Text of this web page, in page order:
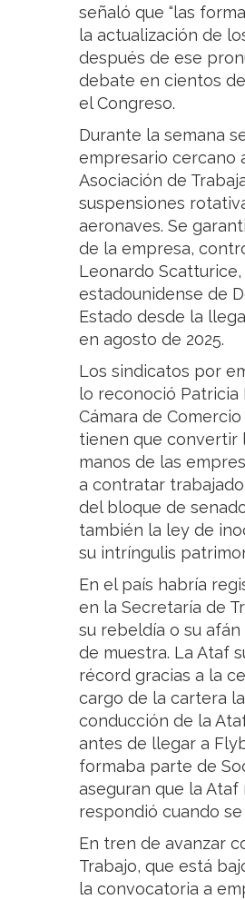
señaló que “las
la actualización de
después de ese
debate en cientos
el Congreso.
Durante la semana
empresario cercano
Asociación de
suspensiones
aeronaves. Se
de la empresa,
Leonardo
estadounidense de
Estado desde la
en agosto de 2025.
Los sindicatos por
lo reconoció Patricia
Cámara de
tienen que convertir
manos de las
a contratar
del bloque de
también la ley de
su intríngulis
En el país habría
en la Secretaría de
su rebeldía o su
de muestra. La Ataf
récord gracias a la
cargo de la cartera
conducción de la
antes de llegar a
formaba parte de
aseguran que la
respondió cuando
En tren de avanzar
Trabajo, que está
la convocatoria a